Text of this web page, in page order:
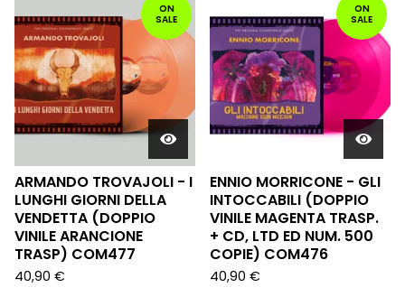
ON
SALE
ARMANDO TROVAJOLI - I
LUNGHI GIORNI DELLA
VENDETTA (DOPPIO
VINILE ARANCIONE
TRASP) COM477
40,90 €
ON
SALE
ENNIO MORRICONE - GLI
INTOCCABILI (DOPPIO
VINILE MAGENTA TRASP.
+ CD, LTD ED NUM. 500
COPIE) COM476
40,90 €